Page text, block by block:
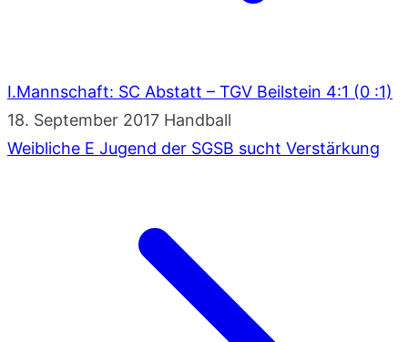
I.Mannschaft: SC Abstatt – TGV Beilstein 4:1 (0 :1)
18. September 2017 Handball
Weibliche E Jugend der SGSB sucht Verstärkung